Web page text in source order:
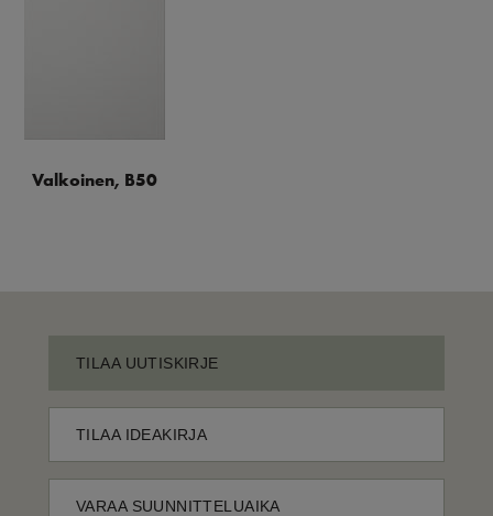
Valkoinen, B50
TILAA UUTISKIRJE
TILAA IDEAKIRJA
VARAA SUUNNITTELUAIKA